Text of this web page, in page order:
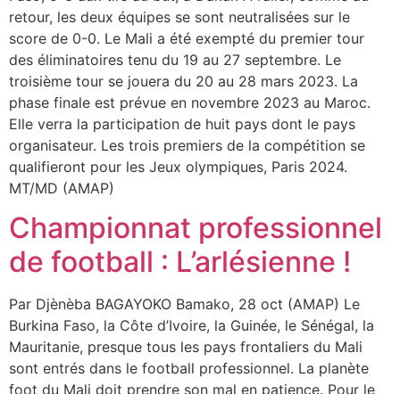
retour, les deux équipes se sont neutralisées sur le
score de 0-0. Le Mali a été exempté du premier tour
des éliminatoires tenu du 19 au 27 septembre. Le
troisième tour se jouera du 20 au 28 mars 2023. La
phase finale est prévue en novembre 2023 au Maroc.
Elle verra la participation de huit pays dont le pays
organisateur. Les trois premiers de la compétition se
qualifieront pour les Jeux olympiques, Paris 2024.
MT/MD (AMAP)
Championnat professionnel
de football : L’arlésienne !
Par Djènèba BAGAYOKO Bamako, 28 oct (AMAP) Le
Burkina Faso, la Côte d’Ivoire, la Guinée, le Sénégal, la
Mauritanie, presque tous les pays frontaliers du Mali
sont entrés dans le football professionnel. La planète
foot du Mali doit prendre son mal en patience. Pour le